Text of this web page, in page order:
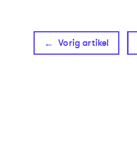
Vorig artikel